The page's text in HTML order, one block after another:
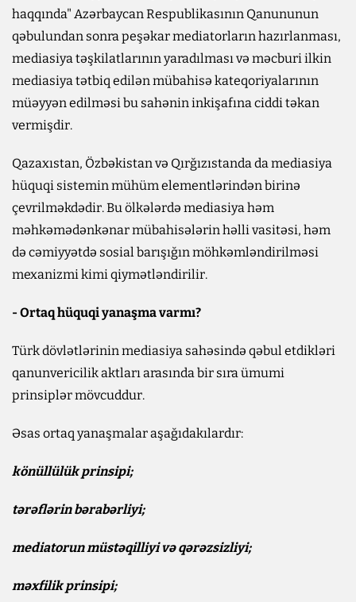
haqqında" Azərbaycan Respublikasının Qanununun
qəbulundan sonra peşəkar mediatorların hazırlanması,
mediasiya təşkilatlarının yaradılması və məcburi ilkin
mediasiya tətbiq edilən mübahisə kateqoriyalarının
müəyyən edilməsi bu sahənin inkişafına ciddi təkan
vermişdir.
Qazaxıstan, Özbəkistan və Qırğızıstanda da mediasiya
hüquqi sistemin mühüm elementlərindən birinə
çevrilməkdədir. Bu ölkələrdə mediasiya həm
məhkəmədənkənar mübahisələrin həlli vasitəsi, həm
də cəmiyyətdə sosial barışığın möhkəmləndirilməsi
mexanizmi kimi qiymətləndirilir.
- Ortaq hüquqi yanaşma varmı?
Türk dövlətlərinin mediasiya sahəsində qəbul etdikləri
qanunvericilik aktları arasında bir sıra ümumi
prinsiplər mövcuddur.
Əsas ortaq yanaşmalar aşağıdakılardır:
könüllülük prinsipi;
tərəflərin bərabərliyi;
mediatorun müstəqilliyi və qərəzsizliyi;
məxfilik prinsipi;